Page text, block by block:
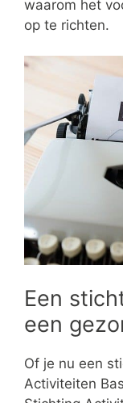
waarom het
op te richten.
Een
een
Of je nu een
Activiteiten